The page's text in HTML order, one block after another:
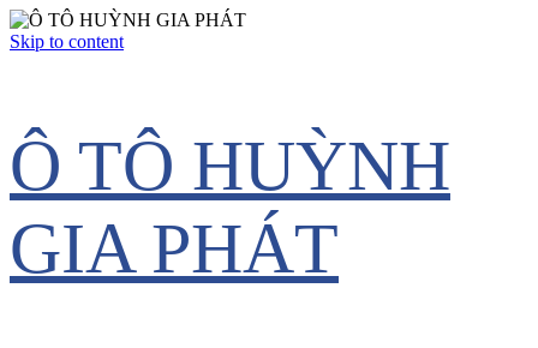
Skip to content
Ô TÔ HUỲNH
GIA PHÁT